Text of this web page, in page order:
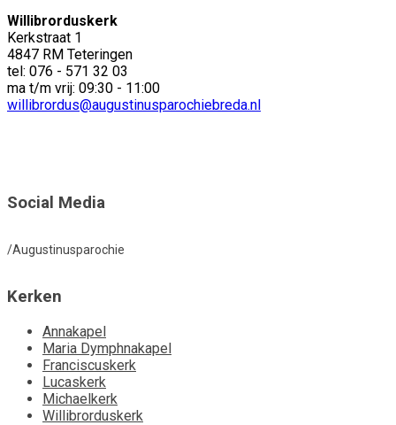
Willibrorduskerk
Kerkstraat 1
4847 RM Teteringen
tel: 076 - 571 32 03
ma t/m vrij: 09:30 - 11:00
willibrordus@augustinusparochiebreda.nl
Social Media
/Augustinusparochie
Kerken
Annakapel
Maria Dymphnakapel
Franciscuskerk
Lucaskerk
Michaelkerk
Willibrorduskerk